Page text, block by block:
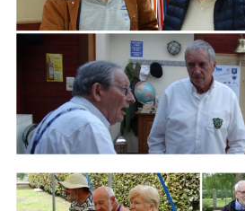
Branding
ARMCHAIR